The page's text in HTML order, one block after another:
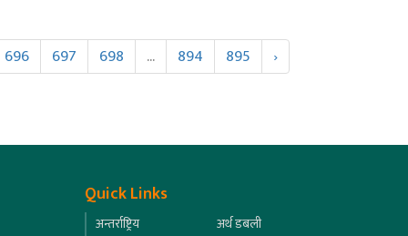
696 697 698 ... 894 895 ›
Quick Links
अन्तर्राष्ट्रिय
अर्थ डबली